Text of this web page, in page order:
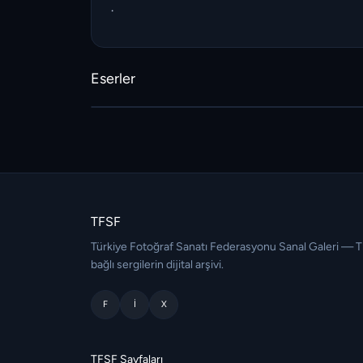
.
Eserler
TFSF
Türkiye Fotoğraf Sanatı Federasyonu Sanal Galeri —
bağlı sergilerin dijital arşivi.
F I X
TFSF Sayfaları